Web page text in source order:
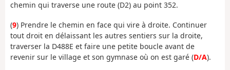
chemin qui traverse une route (D2) au point 352.
(9) Prendre le chemin en face qui vire à droite. Continuer
tout droit en délaissant les autres sentiers sur la droite,
traverser la D488E et faire une petite boucle avant de
revenir sur le village et son gymnase où on est garé (D/A).